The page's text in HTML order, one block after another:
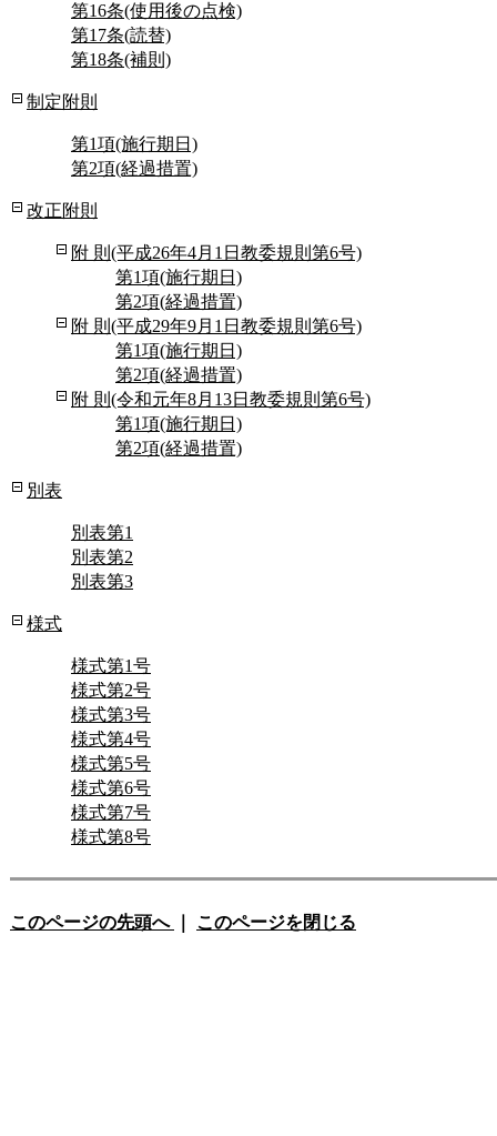
第16条(使用後の点検)
第17条(読替)
第18条(補則)
制定附則
第1項(施行期日)
第2項(経過措置)
改正附則
附 則(平成26年4月1日教委規則第6号)
第1項(施行期日)
第2項(経過措置)
附 則(平成29年9月1日教委規則第6号)
第1項(施行期日)
第2項(経過措置)
附 則(令和元年8月13日教委規則第6号)
第1項(施行期日)
第2項(経過措置)
別表
別表第1
別表第2
別表第3
様式
様式第1号
様式第2号
様式第3号
様式第4号
様式第5号
様式第6号
様式第7号
様式第8号
このページの先頭へ このページを閉じる